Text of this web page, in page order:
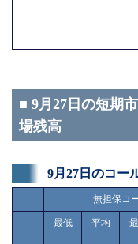
■ 9月27日の短期
場残高
9月27日のコー
無担保コ
最低 平均